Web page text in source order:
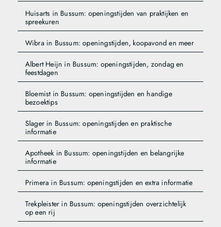
Huisarts in Bussum: openingstijden van praktijken en
spreekuren
Wibra in Bussum: openingstijden, koopavond en meer
Albert Heijn in Bussum: openingstijden, zondag en
feestdagen
Bloemist in Bussum: openingstijden en handige
bezoektips
Slager in Bussum: openingstijden en praktische
informatie
Apotheek in Bussum: openingstijden en belangrijke
informatie
Primera in Bussum: openingstijden en extra informatie
Trekpleister in Bussum: openingstijden overzichtelijk
op een rij